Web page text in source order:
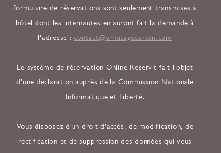
formulaire de réservations sont seulement transmises à
hôtel dont les internautes en auront fait la demande à
l'adresse :contact@ermitagecorton.com
Le système de réservation Online Reservit fait l'objet
d'une déclaration auprès de la Commission Nationale
Informatique et Liberté.
Vous disposez d'un droit d'accès, de modification, de
rectification et de suppression des données qui vous